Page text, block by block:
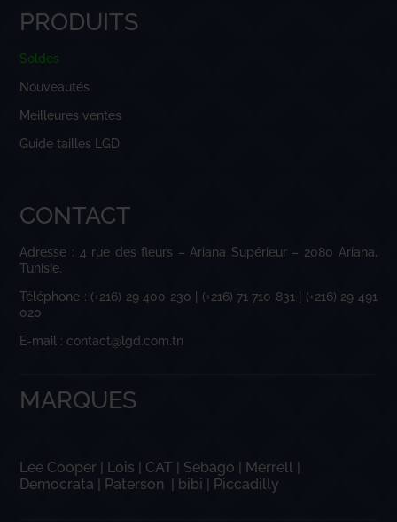
PRODUITS
Soldes
Nouveautés
Meilleures ventes
Guide tailles LGD
CONTACT
Adresse : 4 rue des fleurs – Ariana Supérieur – 2080 Ariana,
Tunisie.
Téléphone : (+216) 29 400 230 | (+216) 71 710 831 | (+216) 29 491
020
E-mail : contact@lgd.com.tn
MARQUES
Lee Cooper | Lois | CAT | Sebago | Merrell |
Democrata | Paterson | bibi | Piccadilly